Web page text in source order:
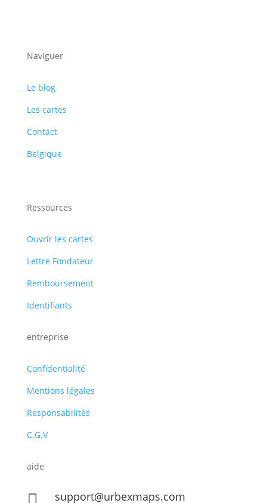
Naviguer
Le blog
Les cartes
Contact
Belgique
Ressources
Ouvrir les cartes
Lettre Fondateur
Remboursement
Identifiants
entreprise
Confidentialité
Mentions légales
Responsabilités
C.G.V
aide
support@urbexmaps.com